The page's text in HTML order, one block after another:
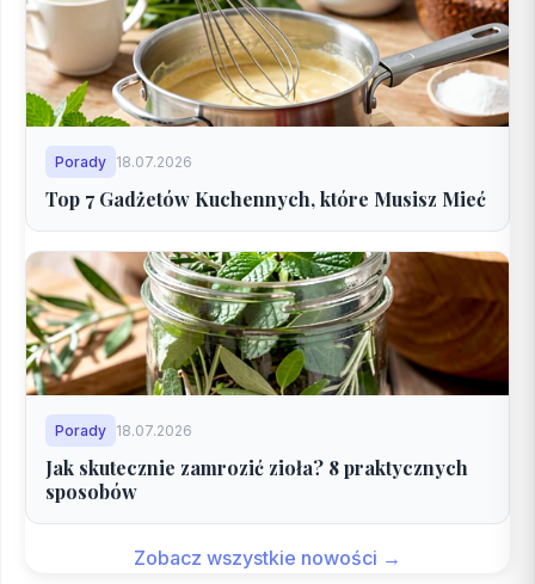
Porady 18.07.2026
Top 7 Gadżetów Kuchennych, które Musisz Mieć
Porady 18.07.2026
Jak skutecznie zamrozić zioła? 8 praktycznych
sposobów
Zobacz wszystkie nowości →